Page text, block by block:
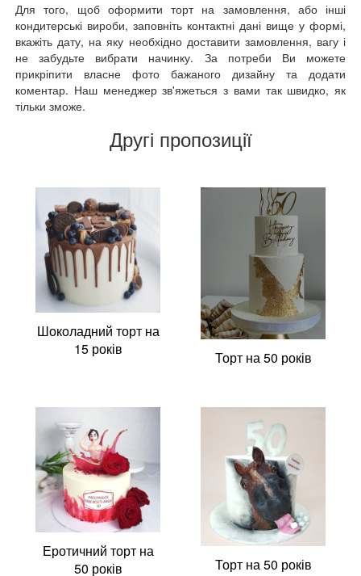
Для того, щоб оформити торт на замовлення, або інші
кондитерські вироби, заповніть контактні дані вище у формі,
вкажіть дату, на яку необхідно доставити замовлення, вагу і
не забудьте вибрати начинку. За потреби Ви можете
прикріпити власне фото бажаного дизайну та додати
коментар. Наш менеджер зв'яжеться з вами так швидко, як
тільки зможе.
Другі пропозиції
Шоколадний торт на
15 років
Торт на 50 років
Еротичний торт на
50 років
Торт на 50 років